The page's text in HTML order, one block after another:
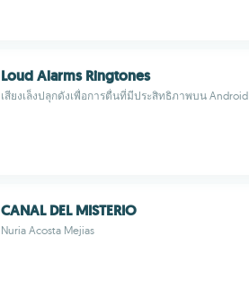
Loud Alarms Ringtones
เสียงเล็งปลุกดังเพื่อการตื่นที่มีประสิทธิภาพบน Android
CANAL DEL MISTERIO
Nuria Acosta Mejias